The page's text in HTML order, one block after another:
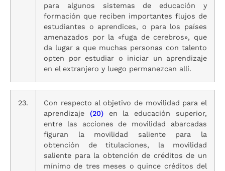
para algunos sistemas de educación y
formación que reciben importantes flujos de
estudiantes o aprendices, o para los países
amenazados por la «fuga de cerebros», que
da lugar a que muchas personas con talento
opten por estudiar o iniciar un aprendizaje
en el extranjero y luego permanezcan allí.
23.
Con respecto al objetivo de movilidad para el
aprendizaje (20)en la educación superior,
entre las acciones de movilidad abarcadas
figuran la movilidad saliente para la
obtención de titulaciones, la movilidad
saliente para la obtención de créditos de un
mínimo de tres meses o quince créditos del